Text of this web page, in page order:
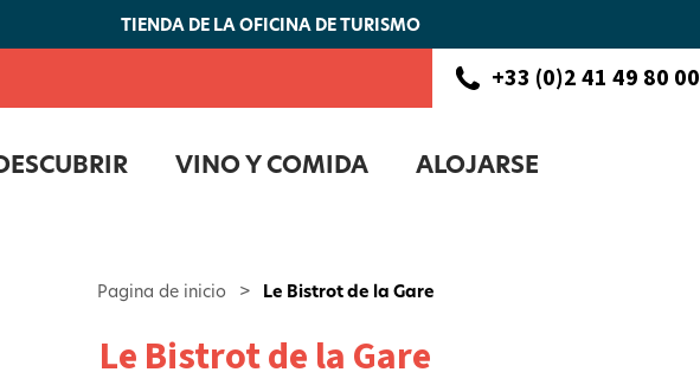
TIENDA DE LA OFICINA DE TURISMO
+33 (0)2 41 49 80 00
VINO Y COMIDA ALOJARSE
Pagina de inicio > Le Bistrot de la Gare
Le Bistrot de la Gare